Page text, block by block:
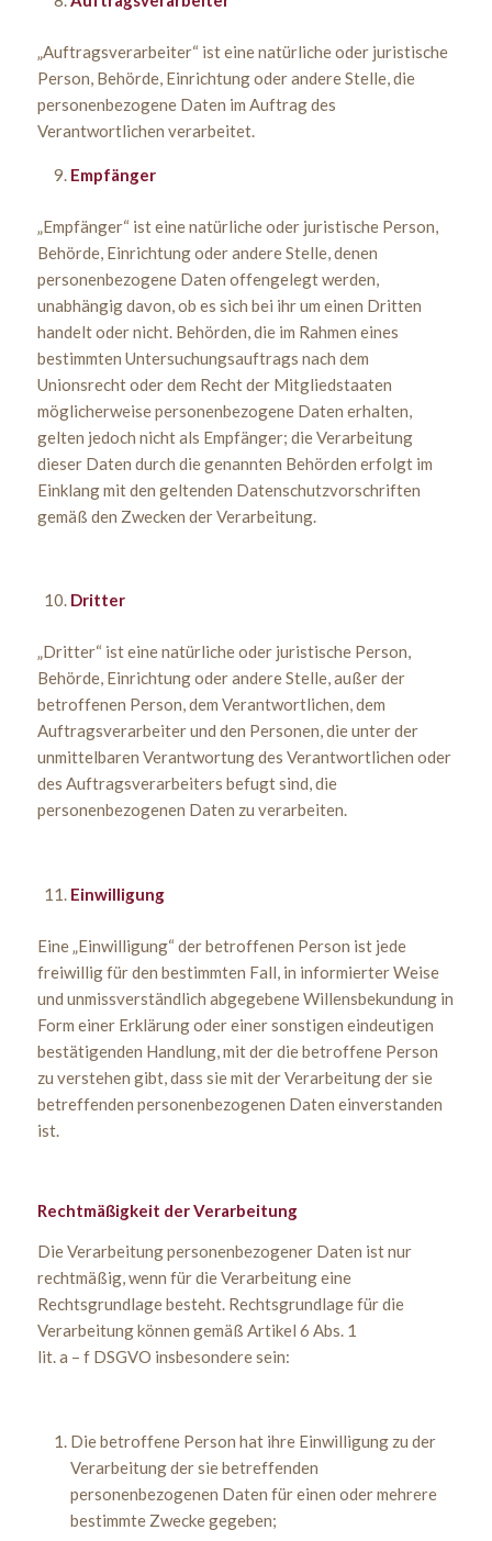
„Auftragsverarbeiter“ ist eine natürliche oder juristische
Person, Behörde, Einrichtung oder andere Stelle, die
personenbezogene Daten im Auftrag des
Verantwortlichen verarbeitet.
Empfänger
„Empfänger“ ist eine natürliche oder juristische Person,
Behörde, Einrichtung oder andere Stelle, denen
personenbezogene Daten offengelegt werden,
unabhängig davon, ob es sich bei ihr um einen Dritten
handelt oder nicht. Behörden, die im Rahmen eines
bestimmten Untersuchungsauftrags nach dem
Unionsrecht oder dem Recht der Mitgliedstaaten
möglicherweise personenbezogene Daten erhalten,
gelten jedoch nicht als Empfänger; die Verarbeitung
dieser Daten durch die genannten Behörden erfolgt im
Einklang mit den geltenden Datenschutzvorschriften
gemäß den Zwecken der Verarbeitung.
Dritter
„Dritter“ ist eine natürliche oder juristische Person,
Behörde, Einrichtung oder andere Stelle, außer der
betroffenen Person, dem Verantwortlichen, dem
Auftragsverarbeiter und den Personen, die unter der
unmittelbaren Verantwortung des Verantwortlichen oder
des Auftragsverarbeiters befugt sind, die
personenbezogenen Daten zu verarbeiten.
Einwilligung
Eine „Einwilligung“ der betroffenen Person ist jede
freiwillig für den bestimmten Fall, in informierter Weise
und unmissverständlich abgegebene Willensbekundung in
Form einer Erklärung oder einer sonstigen eindeutigen
bestätigenden Handlung, mit der die betroffene Person
zu verstehen gibt, dass sie mit der Verarbeitung der sie
betreffenden personenbezogenen Daten einverstanden
ist.
Rechtmäßigkeit der Verarbeitung
Die Verarbeitung personenbezogener Daten ist nur
rechtmäßig, wenn für die Verarbeitung eine
Rechtsgrundlage besteht. Rechtsgrundlage für die
Verarbeitung können gemäß Artikel 6 Abs. 1
lit. a – f DSGVO insbesondere sein:
Die betroffene Person hat ihre Einwilligung zu der
Verarbeitung der sie betreffenden
personenbezogenen Daten für einen oder mehrere
bestimmte Zwecke gegeben;